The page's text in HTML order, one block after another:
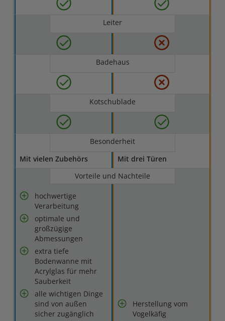
Leiter
Badehaus
Kotschublade
Besonderheit
Mit vielen Zubehörs
Mit drei Türen
Vorteile und Nachteile
hochwertige
Verarbeitung
optimale und
großzügige
Abmessungen
extra tiefe
Bodenwanne mit
Acrylglas für mehr
Sauberkeit
alle wichtigen Dinge
sind von außen
sicher zugänglich
Herstellung vom
Vogelkäfig